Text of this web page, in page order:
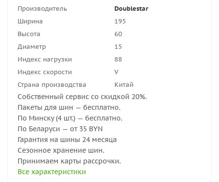
Производитель
Doublestar
Ширина
195
Высота
60
Диаметр
15
Индекс нагрузки
88
Индекс скорости
V
Страна производства
Китай
Собственный сервис со скидкой 20%.
Пакеты для шин — бесплатно.
По Минску (4 шт.) — бесплатно.
По Беларуси — от 35 BYN
Гарантия на шины 24 месяца
Сезонное хранение шин.
Принимаем карты рассрочки.
Все характеристики